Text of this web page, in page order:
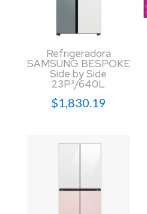
Refrigeradora
SAMSUNG BESPOKE
Side by Side
23P³/640L
$1,830.19